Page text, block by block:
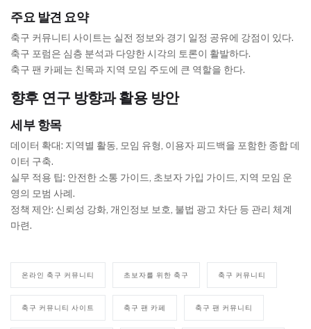
주요 발견 요약
축구 커뮤니티 사이트는 실전 정보와 경기 일정 공유에 강점이 있다.
축구 포럼은 심층 분석과 다양한 시각의 토론이 활발하다.
축구 팬 카페는 친목과 지역 모임 주도에 큰 역할을 한다.
향후 연구 방향과 활용 방안
세부 항목
데이터 확대: 지역별 활동, 모임 유형, 이용자 피드백을 포함한 종합 데
이터 구축.
실무 적용 팁: 안전한 소통 가이드, 초보자 가입 가이드, 지역 모임 운
영의 모범 사례.
정책 제안: 신뢰성 강화, 개인정보 보호, 불법 광고 차단 등 관리 체계
마련.
온라인 축구 커뮤니티 초보자를 위한 축구 축구 커뮤니티
축구 커뮤니티 사이트 축구 팬 카페 축구 팬 커뮤니티